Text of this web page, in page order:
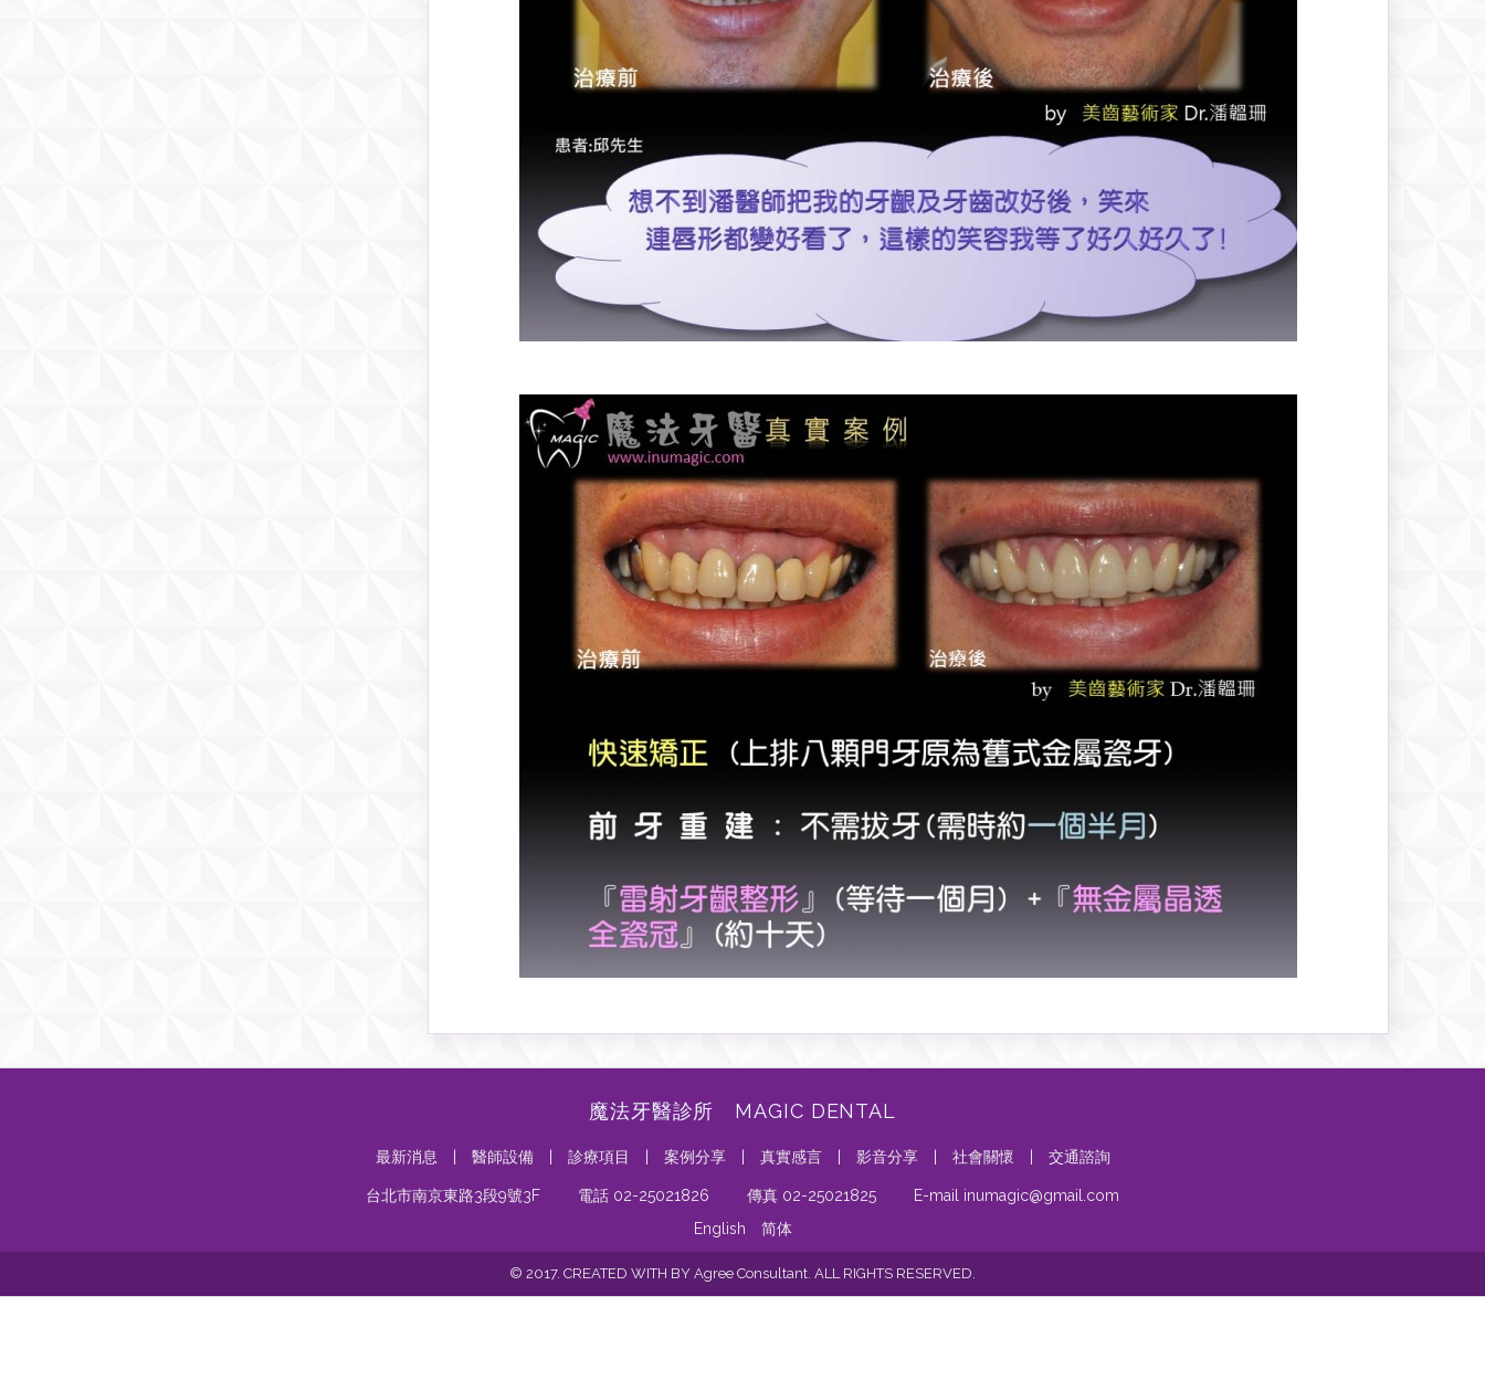
魔法牙醫診所 MAGIC DENTAL
最新消息 醫師設備| 診療項目 案例分享| 真實感言| 影音分享| 社會關懷 交通諮詢
台北市南京東路3段9號3F 電話 02-25021826 傳真 02-25021825
E-mail inumagic@gmail.com
English
简体
© 2017. CREATED WITH BY Agree Consultant. ALL RIGHTS RESERVED.